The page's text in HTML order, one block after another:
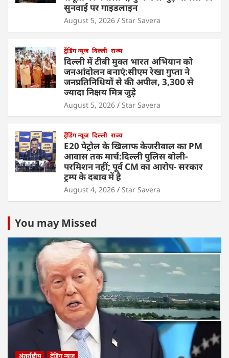
सुनवाई पर गाइडलाइन
August 5, 2026 Star Savera
ट्रेंडिंग न्यूज दिल्ली राज्य
दिल्ली में टीबी मुक्त भारत अभियान को
जनआंदोलन बनाएं:सीएम रेखा गुप्ता ने
जनप्रतिनिधियों से की अपील, 3,300 से
ज्यादा निक्षय मित्र जुड़े
August 5, 2026 Star Savera
ट्रेंडिंग न्यूज दिल्ली राज्य
E20 पेट्रोल के खिलाफ केजरीवाल का PM
आवास तक मार्च:दिल्ली पुलिस बोली-
परमिशन नहीं; पूर्व CM का आरोप- सरकार
ट्रम्प के दबाव में है
August 4, 2026 Star Savera
You may Missed
अंतर्राष्ट्रीय ट्रेंडिंग न्यूज